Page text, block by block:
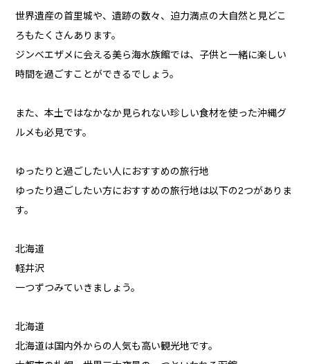
世界遺産の首里城や、遺跡の数々、迫力満点の大自然と見どこ
ろもたくさんあります。
ジンベエザメに会える美ら海水族館では、子供と一緒に楽しい
時間を過ごすことができるでしょう。
また、本土ではなかなか見られない珍しい食材を使った沖縄グ
ルメも必見です。
ゆったりと過ごしたい人におすすめの旅行地
ゆったり過ごしたい方におすすめの旅行地は以下の2つがありま
す。
北海道
軽井沢
一つずつみていきましょう。
北海道
北海道は国内外からの人気も高い観光地です。